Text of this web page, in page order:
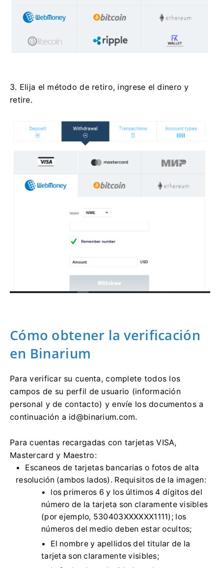
3. Elija el método de retiro, ingrese el dinero y
retire.
Cómo obtener la verificación
en Binarium
Para verificar su cuenta, complete todos los
campos de su perfil de usuario (información
personal y de contacto) y envíe los documentos a
continuación a id@binarium.com.
Para cuentas recargadas con tarjetas VISA,
Mastercard y Maestro:
Escaneos de tarjetas bancarias o fotos de alta
resolución (ambos lados). Requisitos de la imagen:
los primeros 6 y los últimos 4 dígitos del
número de la tarjeta son claramente visibles
(por ejemplo, 530403XXXXXX1111); los
números del medio deben estar ocultos;
El nombre y apellidos del titular de la
tarjeta son claramente visibles;